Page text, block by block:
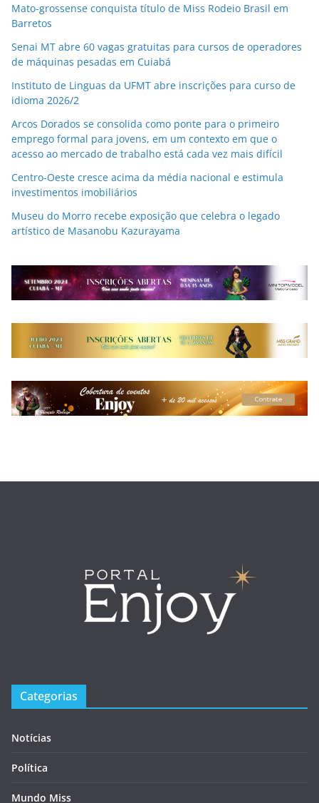
Mato-grossense conquista título de Miss Rodeio Brasil em
Barretos
Senai MT abre 60 vagas gratuitas para cursos de operadores
de máquinas pesadas em Cuiabá
Instituto de Linguas da UFMT abre inscrições para curso de
idioma 2026/2
Arcos Dorados se consolida como ponte para o primeiro
emprego formal para jovens, em um contexto em que o
acesso ao mercado de trabalho está cada vez mais difícil
Centro-Oeste cresce acima da média nacional e estimula
investimentos imobiliários
Museu do Morro recebe exposição que celebra o legado
artístico de Masanobu Kazurayama
Categorias
Notícias
Política
Mundo Miss